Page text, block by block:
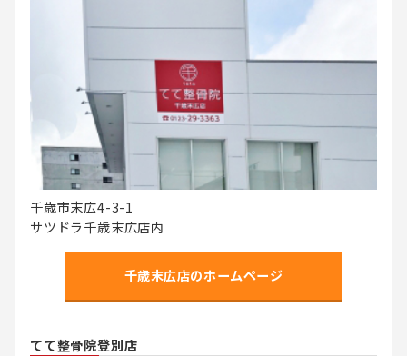
千歳市末広4-3-1
サツドラ千歳末広店内
千歳末広店のホームページ
てて整骨院登別店